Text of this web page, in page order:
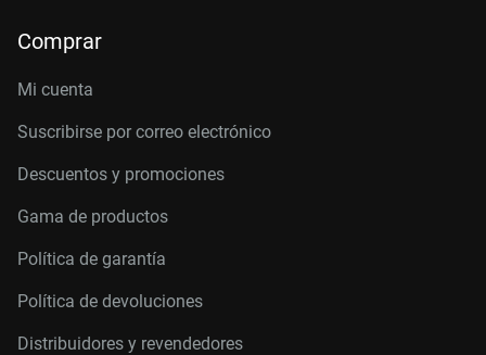
Comprar
Mi cuenta
Suscribirse por correo electrónico
Descuentos y promociones
Gama de productos
Política de garantía
Política de devoluciones
Distribuidores y revendedores